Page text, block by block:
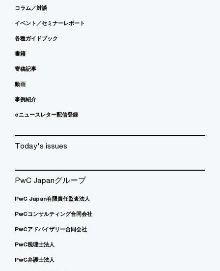
コラム／対談
イベント／セミナーレポート
各種ガイドブック
書籍
寄稿記事
動画
事例紹介
eニュースレター配信登録
Today's issues
PwC Japanグループ
PwC Japan有限責任監査法人
PwCコンサルティング合同会社
PwCアドバイザリー合同会社
PwC税理士法人
PwC弁護士法人